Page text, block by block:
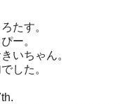
たす。
ー。
いちゃん。
した。